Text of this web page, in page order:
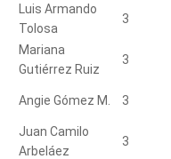
Luis Armando
Tolosa
3
Mariana
Gutiérrez Ruiz
3
Angie Gómez M. 3
Juan Camilo
Arbeláez
3